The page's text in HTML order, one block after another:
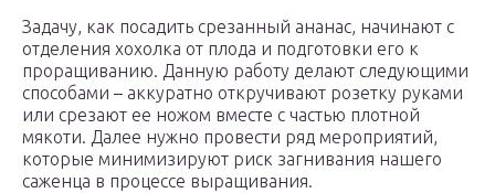
Задачу, как посадить срезанный ананас, начинают с
отделения хохолка от плода и подготовки его к
проращиванию. Данную работу делают следующими
способами – аккуратно откручивают розетку руками
или срезают ее ножом вместе с частью плотной
мякоти. Далее нужно провести ряд мероприятий,
которые минимизируют риск загнивания нашего
саженца в процессе выращивания.